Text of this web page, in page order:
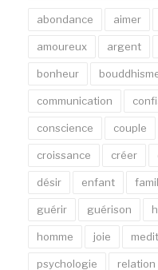
abondance aimer
amoureux argent
bonheur
communication
conscience couple
croissance créer
désir enfant
guérir guérison
homme joie
psychologie relation